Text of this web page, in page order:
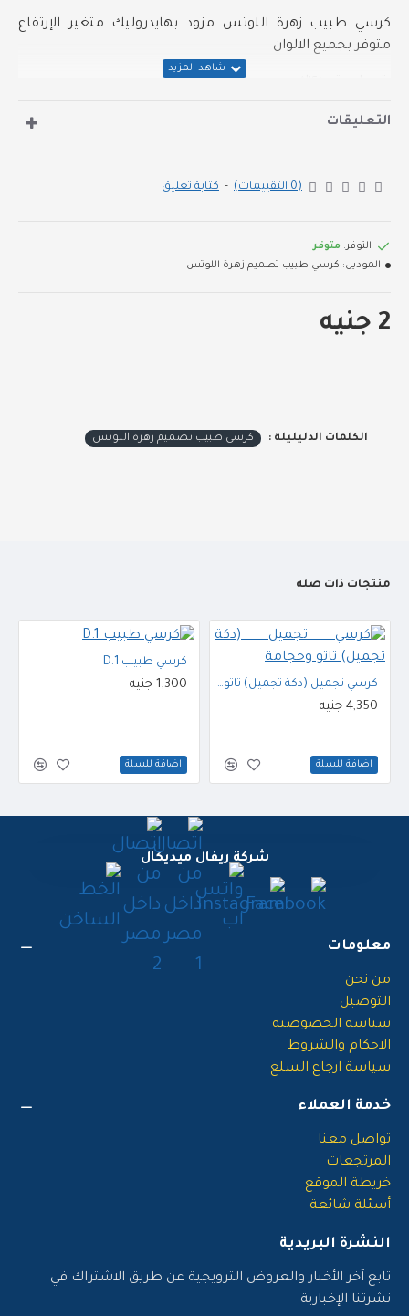
كرسي طبيب زهرة اللوتس مزود بهايدروليك متغير الإرتفاع
متوفر بجميع الالوان
اكسسوار مستورد
التعليقات
(0 التقييمات) - كتابة تعليق
2 جنيه
التوفر: متوفر
الموديل: كرسي طبيب تصميم زهرة اللوتس
الكلمات الدليليلة : كرسي طبيب تصميم زهرة اللوتس
منتجات ذات صله
كرسي تجميل (دكة تجميل) تاتو وحجامة
4,350 جنيه
اضافة للسلة
كرسي طبيب D.1
1,300 جنيه
اضافة للسلة
شركة ريفال ميديكال
معلومات
من نحن
التوصيل
سياسة الخصوصية
الاحكام والشروط
سياسة ارجاع السلع
خدمة العملاء
تواصل معنا
المرتجعات
خريطة الموقع
أسئلة شائعة
النشرة البريدية
تابع آخر الأخبار والعروض الترويجية عن طريق الاشتراك في
نشرتنا الإخبارية